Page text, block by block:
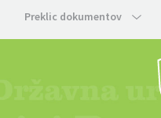
Preklic dokumentov